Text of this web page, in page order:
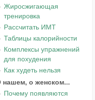
Жиросжигающая
тренировка
Рассчитать ИМТ
Таблицы калорийности
Комплексы упражнений
для похудения
Как худеть нельзя
нашем, о женском...
Почему появляются